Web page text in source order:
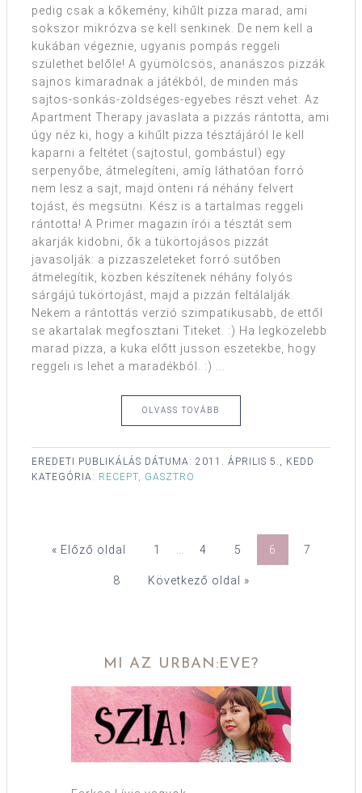
pedig csak a kőkemény, kihűlt pizza marad, ami
sokszor mikrózva se kell senkinek. De nem kell a
kukában végeznie, ugyanis pompás reggeli
születhet belőle! A gyümölcsös, ananászos pizzák
sajnos kimaradnak a játékból, de minden más
sajtos-sonkás-zöldséges-egyebes részt vehet. Az
Apartment Therapy javaslata a pizzás rántotta, ami
úgy néz ki, hogy a kihűlt pizza tésztájáról le kell
kaparni a feltétet (sajtostul, gombástul) egy
serpenyőbe, átmelegíteni, amíg láthatóan forró
nem lesz a sajt, majd önteni rá néhány felvert
tojást, és megsütni. Kész is a tartalmas reggeli
rántotta! A Primer magazin írói a tésztát sem
akarják kidobni, ők a tükörtojásos pizzát
javasolják: a pizzaszeleteket forró sütőben
átmelegítik, közben készítenek néhány folyós
sárgájú tükörtojást, majd a pizzán feltálalják.
Nekem a rántottás verzió szimpatikusabb, de ettől
se akartalak megfosztani Titeket. :) Ha legközelebb
marad pizza, a kuka előtt jusson eszetekbe, hogy
reggeli is lehet a maradékból. :) ...
OLVASS TOVÁBB
EREDETI PUBLIKÁLÁS DÁTUMA: 2011. ÁPRILIS 5., KEDD
KATEGÓRIA: RECEPT, GASZTRO
« Előző oldal 1 4 5 6 7
8 Következő oldal »
MI AZ URBAN:EVE?